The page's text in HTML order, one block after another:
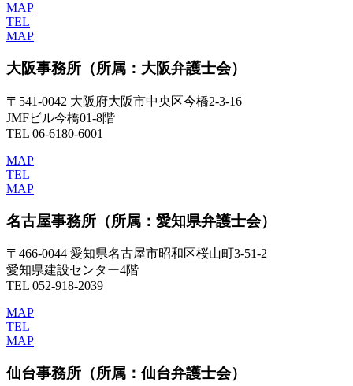
MAP
TEL
MAP
大阪事務所 （所属：大阪弁護士会）
〒541-0042 大阪府大阪市中央区今橋2-3-16
JMFビル今橋01-8階
TEL 06-6180-6001
MAP
TEL
MAP
名古屋事務所 （所属：愛知県弁護士会）
〒466-0044 愛知県名古屋市昭和区桜山町3-51-2
愛知県建設センター4階
TEL 052-918-2039
MAP
TEL
MAP
仙台事務所 （所属：仙台弁護士会）